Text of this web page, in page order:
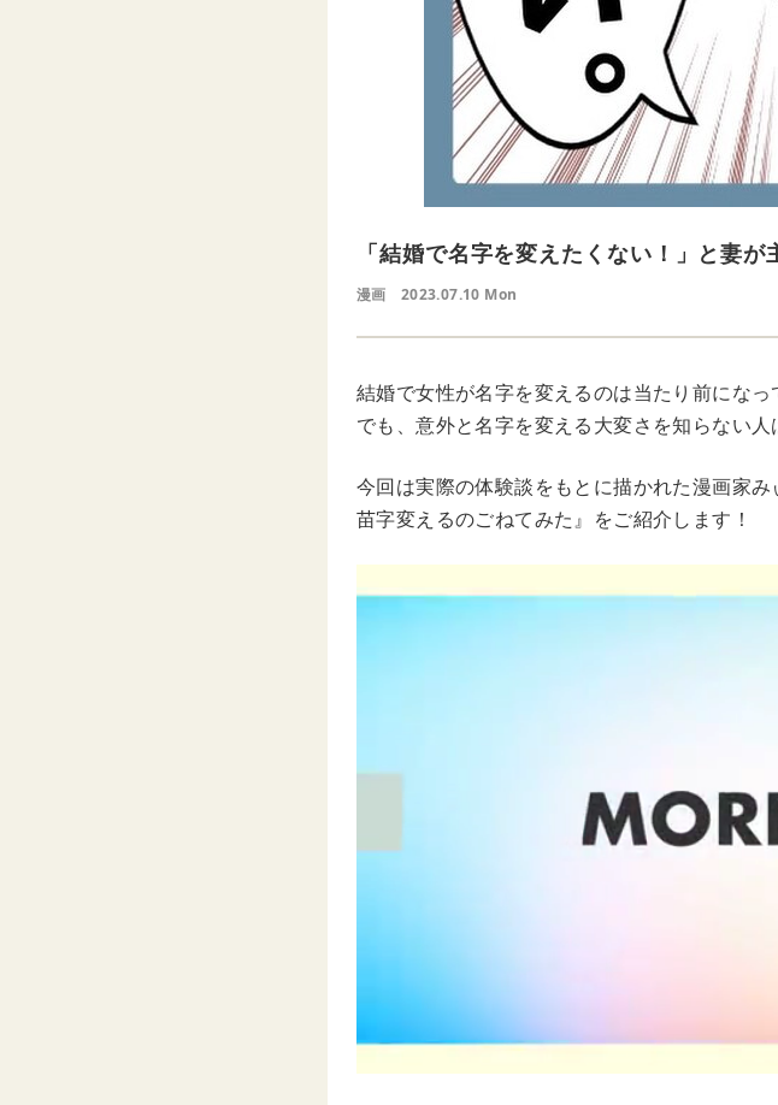
「結婚で名字を変えたくない！」と妻
漫画 2023.07.10 Mon
結婚で女性が名字を変えるのは当たり前になっ
でも、意外と名字を変える大変さを知らない
今回は実際の体験談をもとに描かれた漫画家
苗字変えるのごねてみた』をご紹介します！